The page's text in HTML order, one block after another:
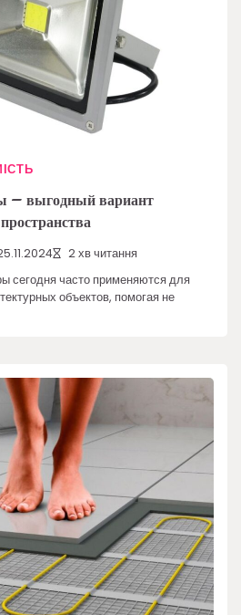
– выгодный вариант
2 хв читання
сегодня часто применяются для
объектов, помогая не